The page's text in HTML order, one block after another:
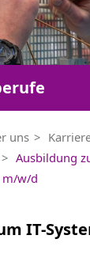
uns
Ausbildung
m/w/d
IT-